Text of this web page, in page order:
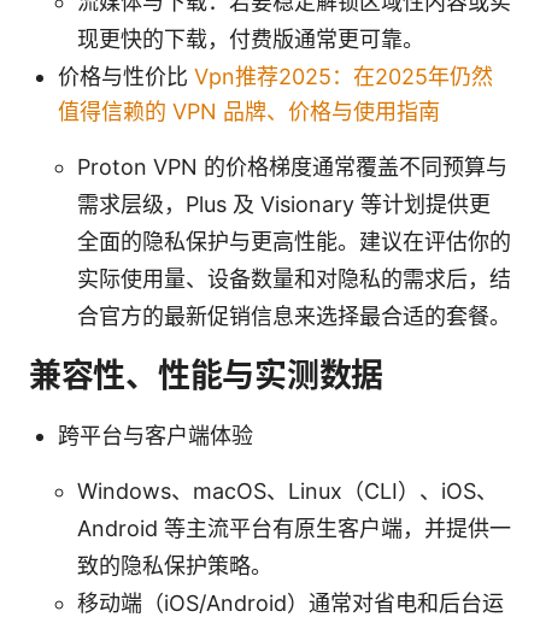
现更快的下载，付费版通常更可靠。
价格与性价比 Vpn推荐2025：在2025年仍然
值得信赖的 VPN 品牌、价格与使用指南
Proton VPN 的价格梯度通常覆盖不同预算与
需求层级，Plus 及 Visionary 等计划提供更
全面的隐私保护与更高性能。建议在评估你的
实际使用量、设备数量和对隐私的需求后，结
合官方的最新促销信息来选择最合适的套餐。
兼容性、性能与实测数据
跨平台与客户端体验
Windows、macOS、Linux（CLI）、iOS、
Android 等主流平台有原生客户端，并提供一
致的隐私保护策略。
移动端（iOS/Android）通常对省电和后台运